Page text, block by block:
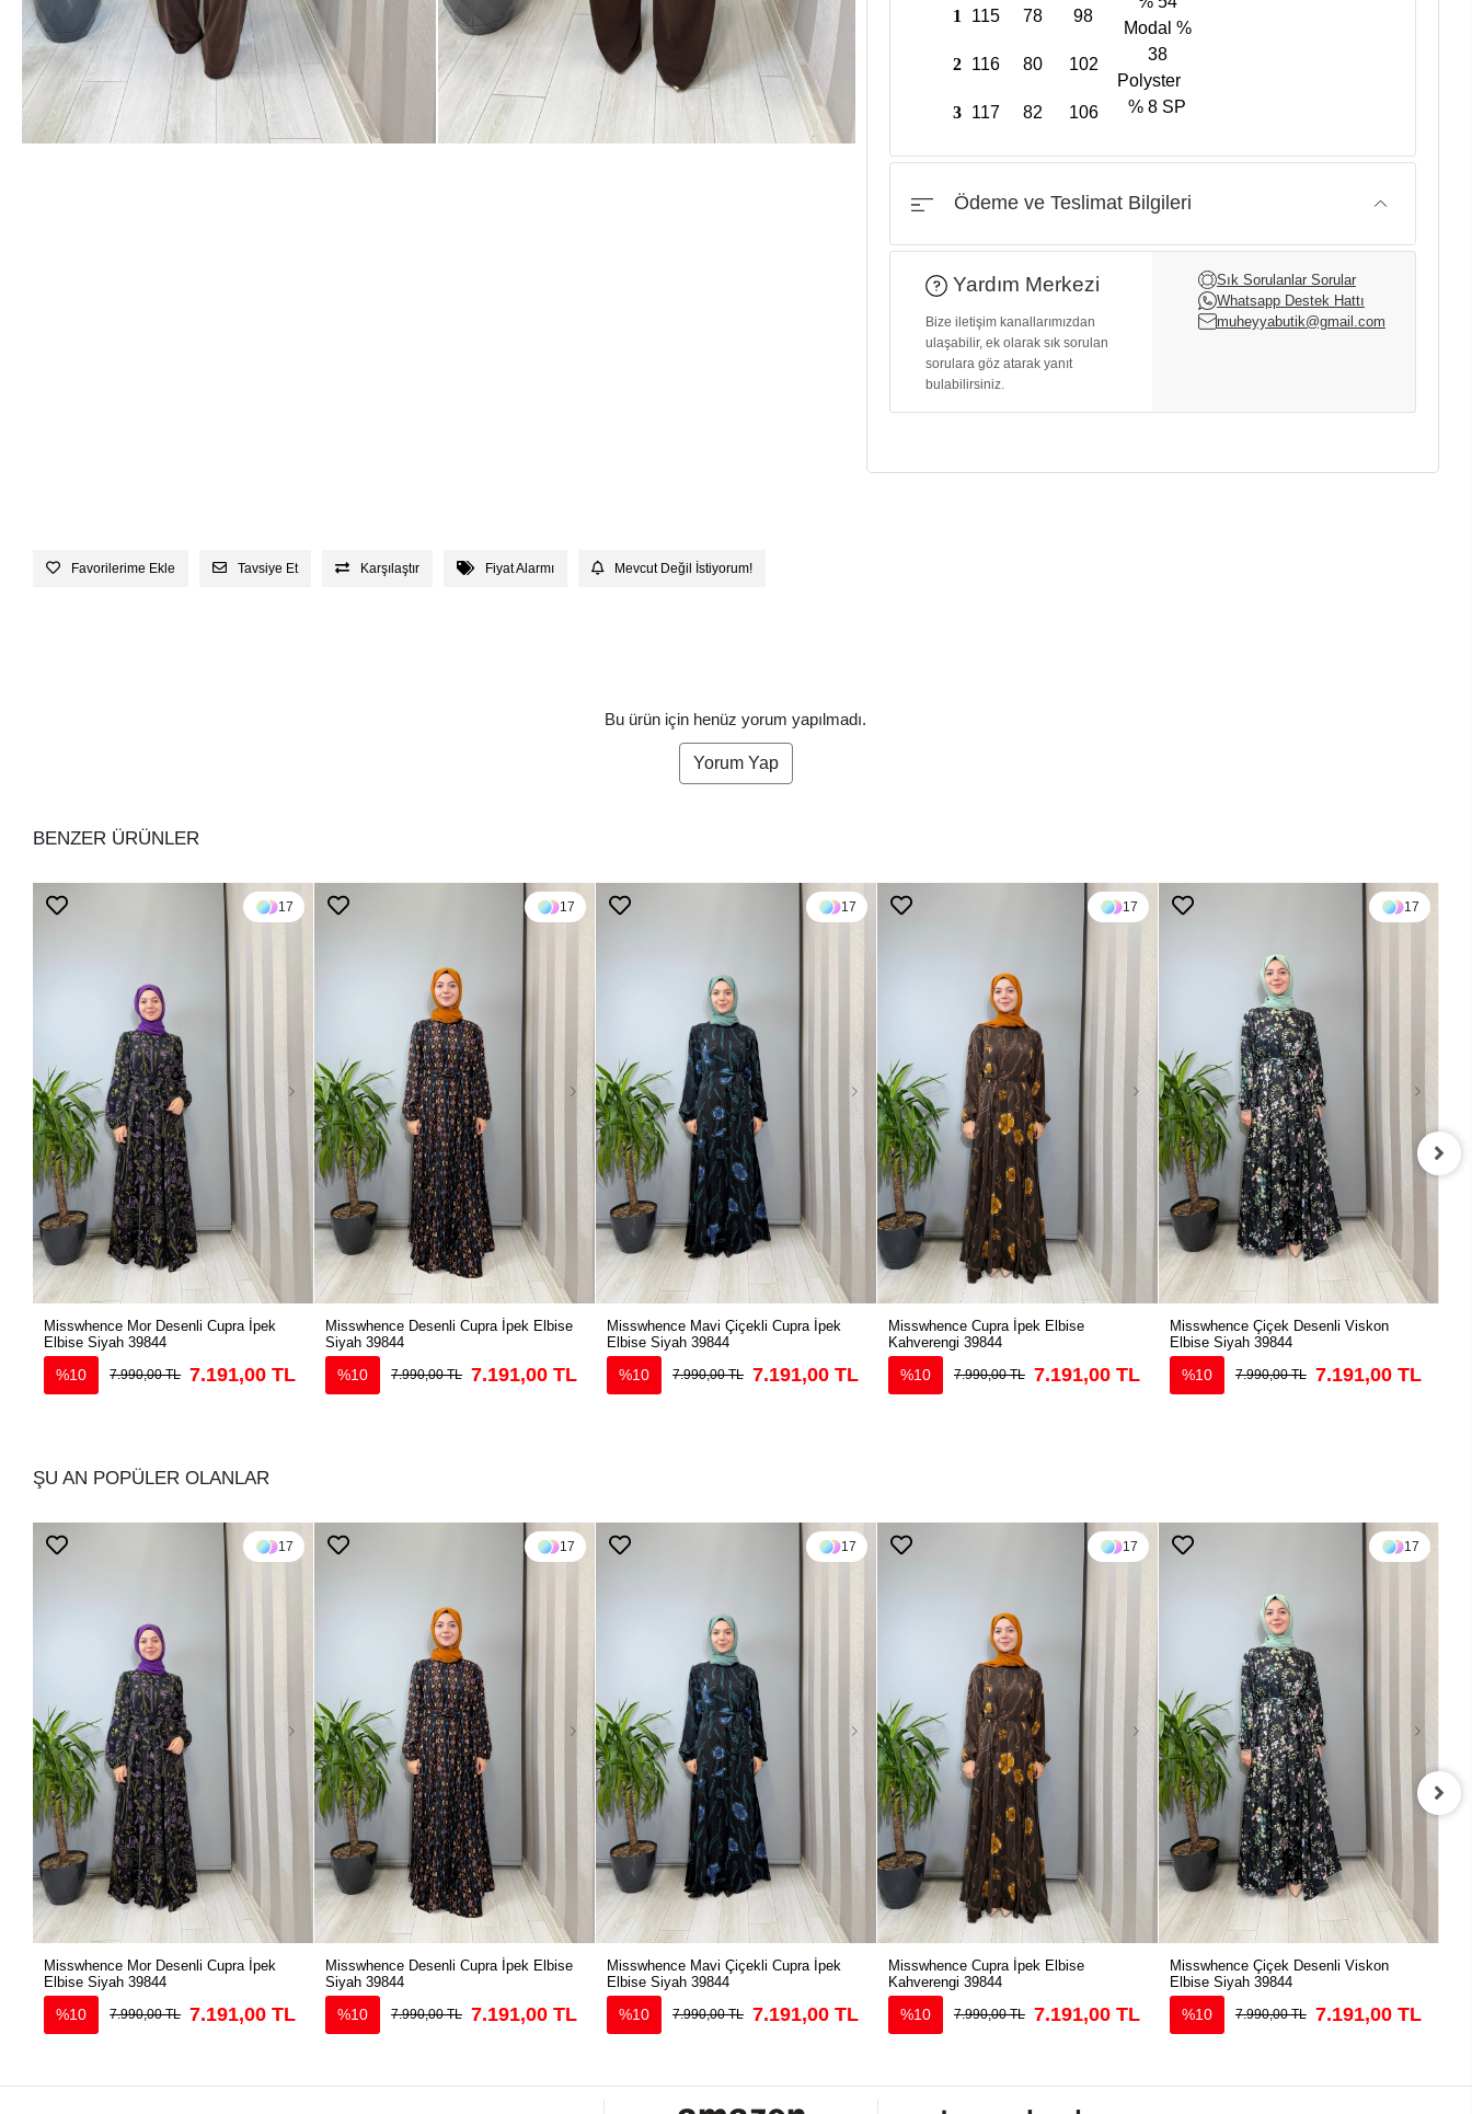
1 115 78 98
Modal %
38
Polyster
% 8 SP
2 116 80 102
3 117 82 106
Ödeme ve Teslimat Bilgileri
Yardım Merkezi
Bize iletişim kanallarımızdan
ulaşabilir, ek olarak sık sorulan
sorulara göz atarak yanıt
bulabilirsiniz.
Sık Sorulanlar Sorular
Whatsapp Destek Hattı
muheyyabutik@gmail.com
Favorilerime Ekle Tavsiye Et Karşılaştır Fiyat Alarmı Mevcut Değil İstiyorum!
Bu ürün için henüz yorum yapılmadı.
Yorum Yap
BENZER ÜRÜNLER
17
Misswhence Mor Desenli Cupra İpek
Elbise Siyah 39844
%10 7.990,00 TL 7.191,00 TL
17
Misswhence Desenli Cupra İpek Elbise
Siyah 39844
%10 7.990,00 TL 7.191,00 TL
17
Misswhence Mavi Çiçekli Cupra İpek
Elbise Siyah 39844
%10 7.990,00 TL 7.191,00 TL
17
Misswhence Cupra İpek Elbise
Kahverengi 39844
%10 7.990,00 TL 7.191,00 TL
17
Misswhence Çiçek Desenli Viskon
Elbise Siyah 39844
%10 7.990,00 TL 7.191,00 TL
ŞU AN POPÜLER OLANLAR
17
Misswhence Mor Desenli Cupra İpek
Elbise Siyah 39844
%10 7.990,00 TL 7.191,00 TL
17
Misswhence Desenli Cupra İpek Elbise
Siyah 39844
%10 7.990,00 TL 7.191,00 TL
17
Misswhence Mavi Çiçekli Cupra İpek
Elbise Siyah 39844
%10 7.990,00 TL 7.191,00 TL
17
Misswhence Cupra İpek Elbise
Kahverengi 39844
%10 7.990,00 TL 7.191,00 TL
17
Misswhence Çiçek Desenli Viskon
Elbise Siyah 39844
%10 7.990,00 TL 7.191,00 TL